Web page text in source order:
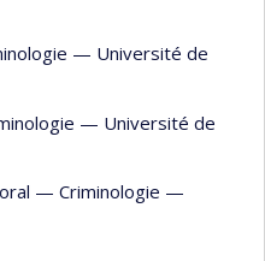
— Université de
— Université de
— Criminologie —